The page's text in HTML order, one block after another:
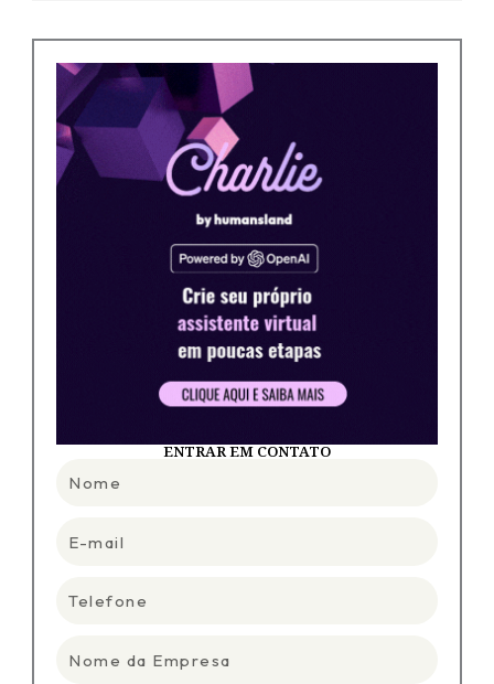
ENTRAR EM CONTATO
mail
da